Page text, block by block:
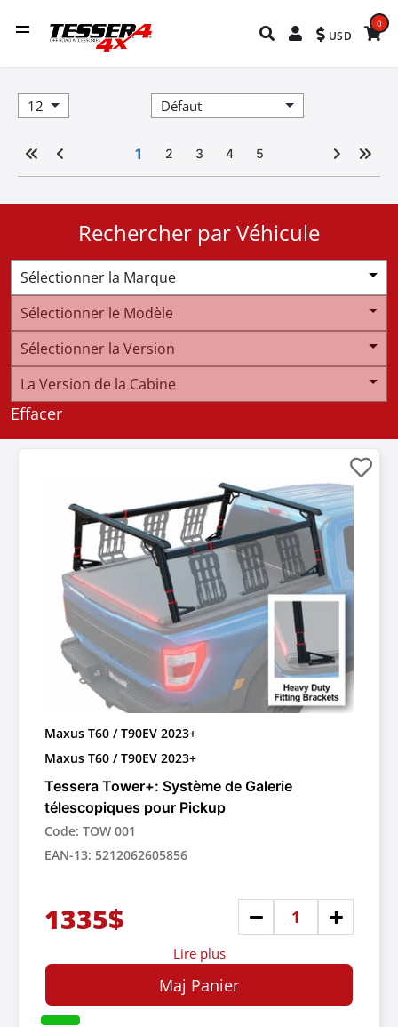
USD
0
1 2 3 4 5
Rechercher par Véhicule
Sélectionner la Marque
Sélectionner le Modèle
Sélectionner la Version
La Version de la Cabine
Effacer
Maxus T60 / T90EV 2023+
Maxus T60 / T90EV 2023+
Tessera Tower+: Système de Galerie
télescopiques pour Pickup
Code: TOW 001
EAN-13: 5212062605856
1335$
Lire plus
Maj Panier